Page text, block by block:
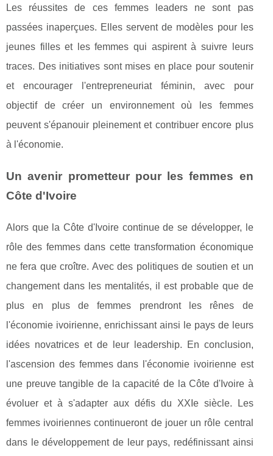
Les réussites de ces femmes leaders ne sont pas
passées inaperçues. Elles servent de modèles pour les
jeunes filles et les femmes qui aspirent à suivre leurs
traces. Des initiatives sont mises en place pour soutenir
et encourager l'entrepreneuriat féminin, avec pour
objectif de créer un environnement où les femmes
peuvent s'épanouir pleinement et contribuer encore plus
à l'économie.
Un avenir prometteur pour les femmes en
Côte d'Ivoire
Alors que la Côte d'Ivoire continue de se développer, le
rôle des femmes dans cette transformation économique
ne fera que croître. Avec des politiques de soutien et un
changement dans les mentalités, il est probable que de
plus en plus de femmes prendront les rênes de
l'économie ivoirienne, enrichissant ainsi le pays de leurs
idées novatrices et de leur leadership. En conclusion,
l'ascension des femmes dans l'économie ivoirienne est
une preuve tangible de la capacité de la Côte d'Ivoire à
évoluer et à s'adapter aux défis du XXIe siècle. Les
femmes ivoiriennes continueront de jouer un rôle central
dans le développement de leur pays, redéfinissant ainsi